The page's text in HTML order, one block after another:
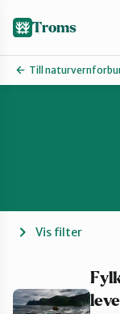
Midt-
Nordreisa
Troms
Till
Vis filter